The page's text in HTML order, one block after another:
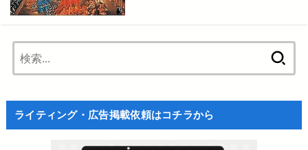
ライティング・広告掲載依頼はコチラから